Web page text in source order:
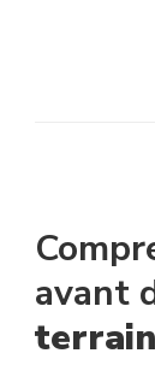
avant